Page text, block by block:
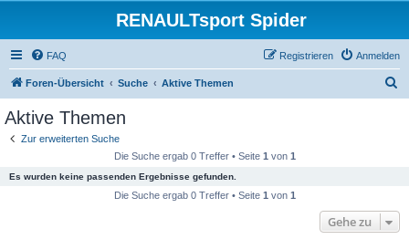
RENAULTsport Spider
FAQ Anmelden
Registrieren
Foren-Übersicht Suche Aktive Themen
Aktive Themen
Zur erweiterten Suche
Die Suche ergab 0 Treffer • Seite 1 von 1
Es wurden keine passenden Ergebnisse gefunden.
Die Suche ergab 0 Treffer • Seite 1 von 1
Gehe zu